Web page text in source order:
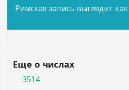
Римская запись выглядит как
Еще о числах
3514